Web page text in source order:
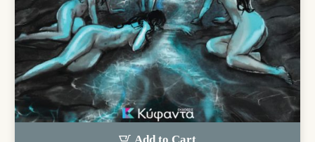
Add to Cart